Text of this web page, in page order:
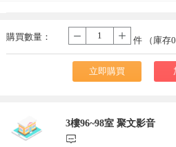
購買數量：
- 件 （庫存0
立即購買
3樓96~98室 聚文影音
󰃨